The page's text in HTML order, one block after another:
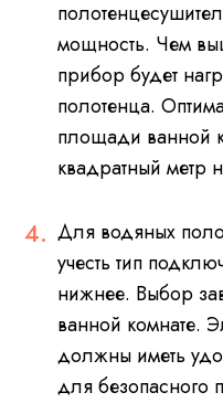
мощность. Чем
прибор будет
полотенца.
площади ванной
квадратный метр
Для водяных
учесть тип
нижнее. Выбор
ванной комнате.
должны иметь
для безопасного